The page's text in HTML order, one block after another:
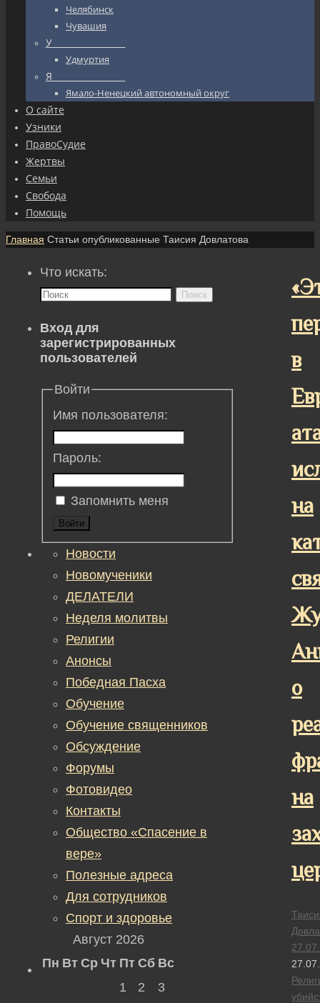
Челябинск
Чувашия
У_________________
Удмуртия
Я_________________
Ямало-Ненецкий автономный округ
О сайте
Узники
ПравоСудие
Жертвы
Семьи
Свобода
Помощь
Главная Статьи опубликованные Таисия Довлатова
в
на
о
на
Что искать:
Поиск
Вход для
зарегистрированных
пользователей
Войти
Имя пользователя:
Пароль:
Запомнить меня
Войти
Новости
Новомученики
ДЕЛАТЕЛИ
Неделя молитвы
Религии
Анонсы
Победная Пасха
Обучение
Обучение священников
Обсуждение
Форумы
Фотовидео
Контакты
Общество «Спасение в
вере»
Полезные адреса
Для сотрудников
Спорт и здоровье
Август 2026
Пн Вт Ср Чт Пт Сб Вс
1
2
3